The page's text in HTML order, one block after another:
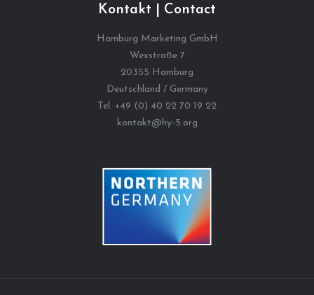
Kontakt | Contact
Hamburg Marketing GmbH
Wexstraße 7
20355 Hamburg
Deutschland / Germany
Tel. +49 (0) 40 22 70 19 22
kontakt@hy-5.org